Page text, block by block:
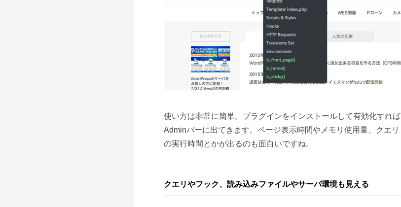
使い方は非常に簡単。プラグインをインストールして有効化すれば
Adminバーに出てきます。ページ表示時間やメモリ使用量、クエリ
の実行時間とかが出るのも面白いですね。
クエリやフック、読み込みファイルやサーバ環境も見える